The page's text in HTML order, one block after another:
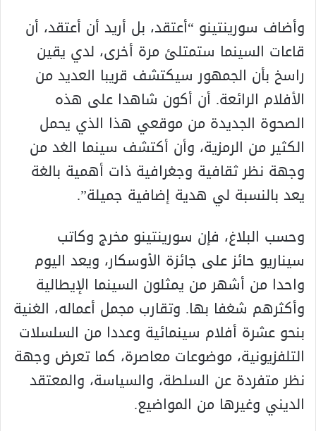
وأضاف سورينتينو “أعتقد، بل أريد أن أعتقد، أن
قاعات السينما ستمتلئ مرة أخرى، لدي يقين
راسخ بأن الجمهور سيكتشف قريبا العديد من
الأفلام الرائعة. أن أكون شاهدا على هذه
الصحوة الجديدة من موقعي هذا الذي يحمل
الكثير من الرمزية، وأن أكتشف سينما الغد من
وجهة نظر ثقافية وجغرافية ذات أهمية بالغة
يعد بالنسبة لي هدية إضافية جميلة”.
وحسب البلاغ، فإن سورينتينو مخرج وكاتب
سيناريو حائز على جائزة الأوسكار، ويعد اليوم
واحدا من أشهر من يمثلون السينما الإيطالية
وأكثرهم شغفا بها. وتقارب مجمل أعماله، الغنية
بنحو عشرة أفلام سينمائية وعددا من السلسلات
التلفزيونية، موضوعات معاصرة، كما تعرض وجهة
نظر متفردة عن السلطة، والسياسة، والمعتقد
الديني وغيرها من المواضيع.